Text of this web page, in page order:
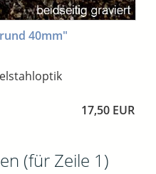
40mm"
17,50 EUR
(für Zeile 1)